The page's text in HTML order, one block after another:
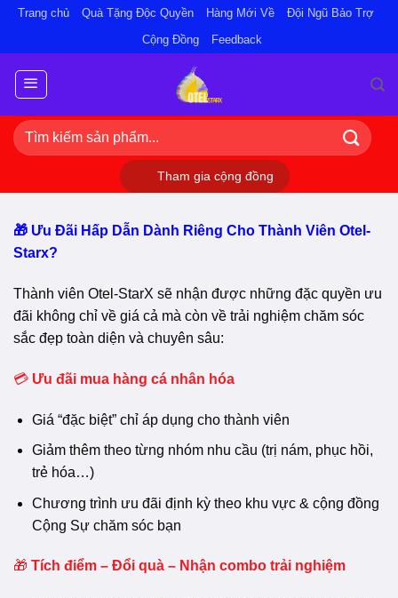
nội
dung
Trang chủ Quà Tặng Độc Quyền Hàng Mới Về
Đội Ngũ Bảo Trợ
Cộng Đồng
Feedback
Tìm
kiếm:
Tham gia cộng đồng
🎁 Ưu Đãi Hấp Dẫn Dành Riêng Cho Thành Viên Otel-
Starx?
Thành viên Otel-StarX sẽ nhận được những đặc quyền ưu
đãi không chỉ về giá cả mà còn về trải nghiệm chăm sóc
sắc đẹp toàn diện và chuyên sâu:
💳 Ưu đãi mua hàng cá nhân hóa
Giá “đặc biệt” chỉ áp dụng cho thành viên
Giảm thêm theo từng nhóm nhu cầu (trị nám, phục hồi,
trẻ hóa…)
Chương trình ưu đãi định kỳ theo khu vực & cộng đồng
Cộng Sự chăm sóc bạn
🎁 Tích điểm – Đổi quà – Nhận combo trải nghiệm